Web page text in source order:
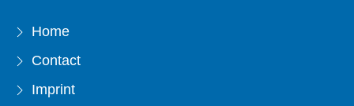
Home
Contact
Imprint